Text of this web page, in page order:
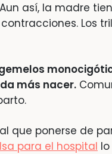
así, la madre
Los
más nacer.
que ponerse de
para el hospital